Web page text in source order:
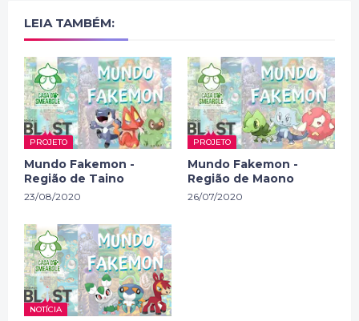
LEIA TAMBÉM:
PROJETO
Mundo Fakemon -
Região de Taino
23/08/2020
PROJETO
Mundo Fakemon -
Região de Maono
26/07/2020
NOTÍCIA